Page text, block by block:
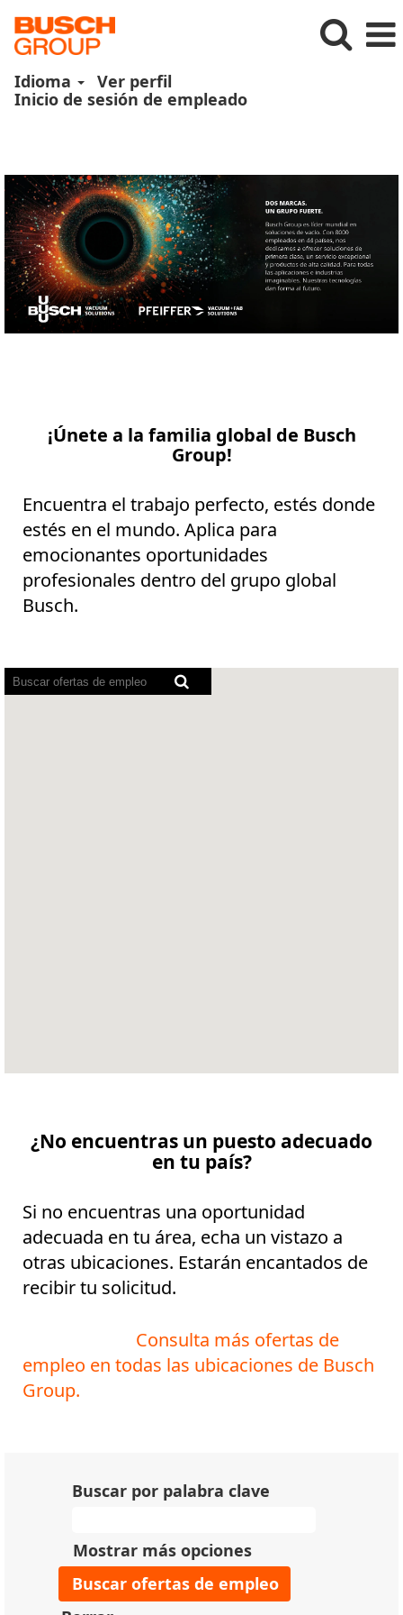
Idioma
Ver perfil
Inicio de sesión de empleado
¡Únete a la familia global de Busch
Group!
Encuentra el trabajo perfecto, estés donde
estés en el mundo. Aplica para
emocionantes oportunidades
profesionales dentro del grupo global
Busch.
Los
lectores
¿No encuentras un puesto adecuado
en tu país?
Si no encuentras una oportunidad
adecuada en tu área, echa un vistazo a
otras ubicaciones. Estarán encantados de
recibir tu solicitud.
Consulta más ofertas de
empleo en todas las ubicaciones de Busch
Group.
Buscar por palabra clave
Mostrar más opciones